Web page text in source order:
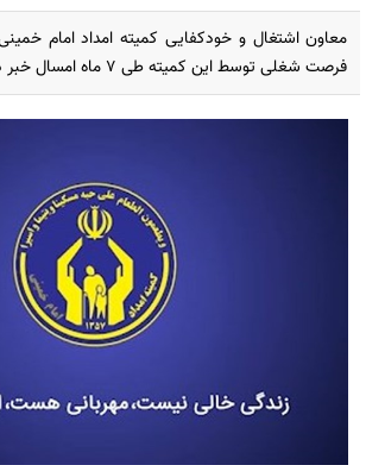
فرصت شغلی توسط این کمیته طی 7 ماه امسال خبر داد.